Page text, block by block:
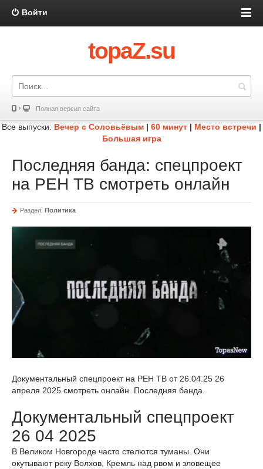
Войти
topaZ.su
Полная версия сайта
Все выпуски: Вечер с Соловьёвым | 60 минут | Место встречи |
Большая игра
Последняя банда: спецпроект
на РЕН ТВ смотреть онлайн
Раздел: Политика
Документальный спецпроект на РЕН ТВ от 26.04.25 26
апреля 2025 смотреть онлайн. Последняя банда.
Документальный спецпроект
26 04 2025
В Великом Новгороде часто стелются туманы. Они
окутывают реку Волхов, Кремль над рвом и зловещее